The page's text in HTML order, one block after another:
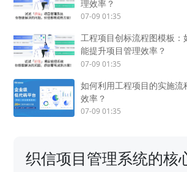
理效率？
07-09 01:35
工程项目创标流程图模板：
能提升项目管理效率？
07-09 01:35
如何利用工程项目的实施流
效率？
07-09 01:35
织信项目管理系统的核